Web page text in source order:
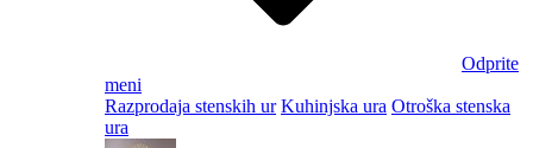
Odprite
meni
Razprodaja stenskih ur Kuhinjska ura Otroška stenska
ura